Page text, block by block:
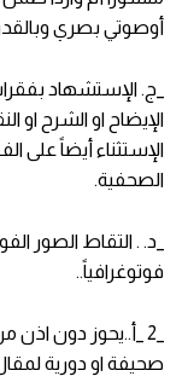
أوصوتي بصري
_ج. الإستشهاد
الإيضاح او الشرح او
الإستثناء أيضاً على
الصحفية.
_د. . التقاط الصور
فوتوغرافياً..
_2 _أ..يحوز دون
صحيفة او دورية